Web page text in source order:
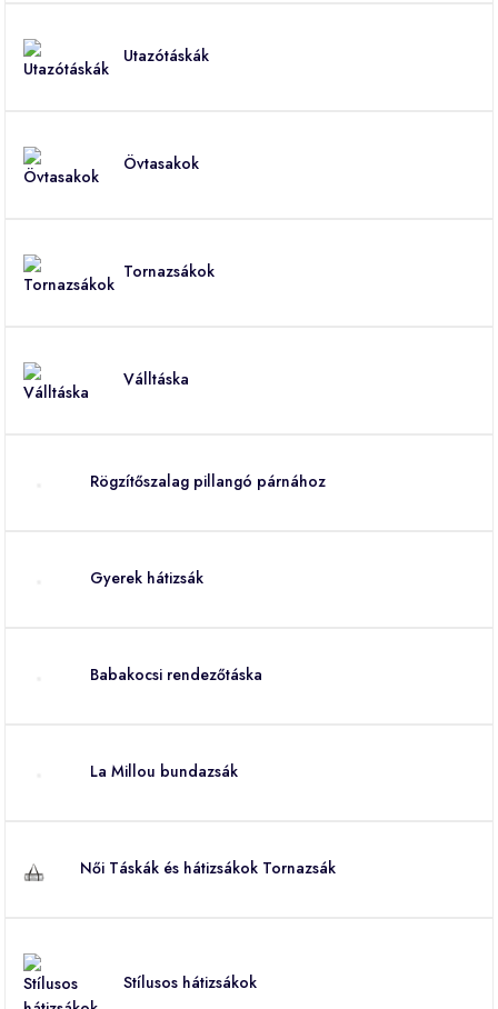
Utazótáskák
Övtasakok
Tornazsákok
Válltáska
Rögzítőszalag pillangó párnához
Gyerek hátizsák
Babakocsi rendezőtáska
La Millou bundazsák
Női Táskák és hátizsákok Tornazsák
Stílusos hátizsákok